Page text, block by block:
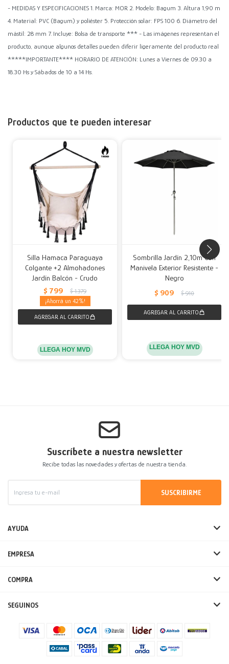
- MEDIDAS Y ESPECIFICACIONES 1. Marca: MOR 2. Modelo: Bagum 3. Altura 1,90 m
4. Material: PVC (Bagum) y poliéster 5. Protección solar: FPS 100 6. Diámetro del
mástil: 28 mm 7. Incluye: Bolsa de transporte *** - Las imágenes representan el
producto, aunque algunos detalles pueden diferir ligeramente del producto real
*****IMPORTANTE**** HORARIO DE ATENCIÓN: Lunes a Viernes de 09.30 a
18.30 Hs y Sábados de 10 a 14 Hs.
Productos que te pueden interesar
Silla Hamaca Paraguaya
Colgante +2 Almohadones
Jardín Balcón - Crudo
$ 799 $ 1.379
42
LLEGA HOY MVD
Sombrilla Jardín 2,10m Con
Manivela Exterior Resistente -
Negro
$ 909 $ 910
LLEGA HOY MVD
Suscríbete a nuestra newsletter
Recibe todas las novedades y ofertas de nuestra tienda.
SUSCRIBIRME
AYUDA
EMPRESA
COMPRA
SEGUINOS